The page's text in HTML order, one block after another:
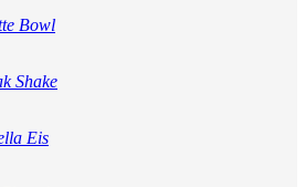
Bowl
Shake
Eis